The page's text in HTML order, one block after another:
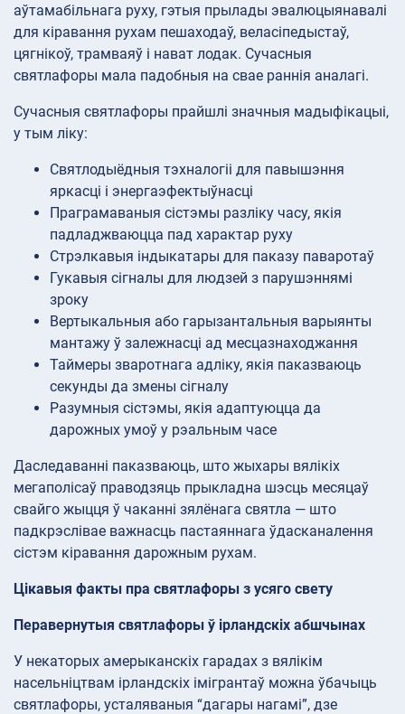
аўтамабільнага руху, гэтыя прылады эвалюцыянавалі
для кіравання рухам пешаходаў, веласіпедыстаў,
цягнікоў, трамваяў і нават лодак. Сучасныя
святлафоры мала падобныя на свае раннія аналагі.
Сучасныя святлафоры прайшлі значныя мадыфікацыі,
у тым ліку:
Святлодыёдныя тэхналогіі для павышэння
яркасці і энергаэфектыўнасці
Праграмаваныя сістэмы разліку часу, якія
падладжваюцца пад характар руху
Стрэлкавыя індыкатары для паказу паваротаў
Гукавыя сігналы для людзей з парушэннямі
зроку
Вертыкальныя або гарызантальныя варыянты
мантажу ў залежнасці ад месцазнаходжання
Таймеры зваротнага адліку, якія паказваюць
секунды да змены сігналу
Разумныя сістэмы, якія адаптуюцца да
дарожных умоў у рэальным часе
Даследаванні паказваюць, што жыхары вялікіх
мегаполісаў праводзяць прыкладна шэсць месяцаў
свайго жыцця ў чаканні зялёнага святла — што
падкрэслівае важнасць пастаяннага ўдасканалення
сістэм кіравання дарожным рухам.
Цікавыя факты пра святлафоры з усяго свету
Перавернутыя святлафоры ў ірландскіх абшчынах
У некаторых амерыканскіх гарадах з вялікім
насельніцтвам ірландскіх імігрантаў можна ўбачыць
святлафоры, усталяваныя “дагары нагамі”, дзе